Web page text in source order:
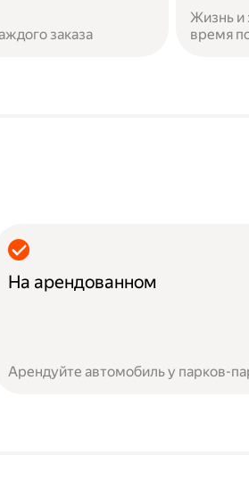
заказа
Жизнь и
время
На арендованном
Арендуйте автомобиль у парков-